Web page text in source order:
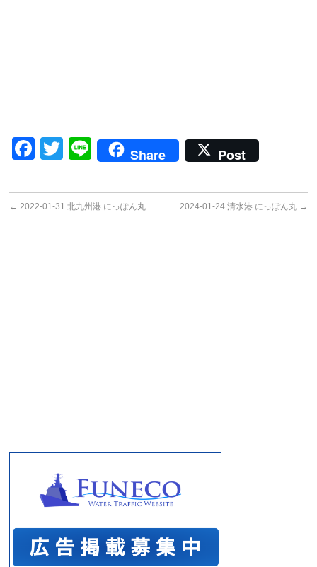
Facebook
Twitter
LineShare Post
← 2022-01-31 北九州港 にっぽん丸 2024-01-24 清水港 にっぽん丸 →